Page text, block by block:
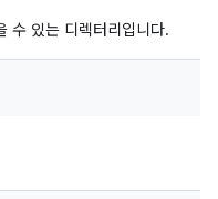
수 있는 디렉터리입니다.